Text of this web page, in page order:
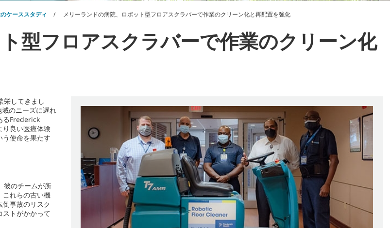
ケーススタディ メリーランドの病院、ロボット型フロアスクラバーで作業のクリーン化と再配置を強化
型フロアスクラバーで作業のクリーン化
栄してきまし
のニーズに遅れ
るFrederick
良い医療体験
う使命を果たす
彼のチームが所
これらの古い機
事故のリスク
ストがかかって